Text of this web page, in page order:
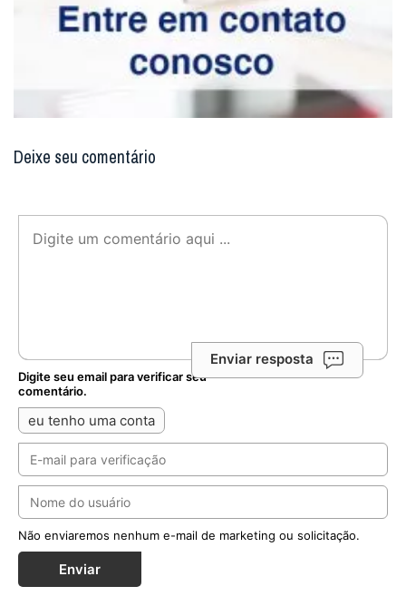
Deixe seu comentário
Enviar resposta
Digite seu email para verificar seu
comentário.
eu tenho uma conta
Não enviaremos nenhum e-mail de marketing ou solicitação.
Enviar